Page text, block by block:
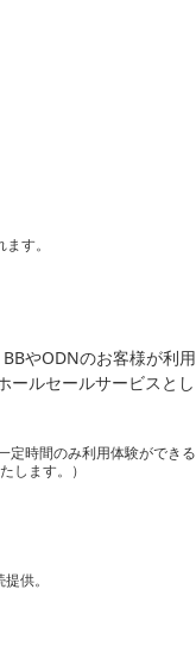
す。
やODNのお客様が利用
ールセールサービスとし
定時間のみ利用体験ができる
します。）
供。